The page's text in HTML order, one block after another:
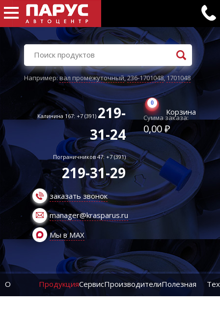
Например:вал промежуточный,236-1701048,1701048
Калинина 167: +7 (391) 219-
31-24
Пограничников 47: +7 (391)
219-31-29
заказать звонок
manager@krasparus.ru
Мы в MAX
0
Корзина
Сумма заказа:
0,00 ₽
О ПродукцияСервисПроизводителиПолезная